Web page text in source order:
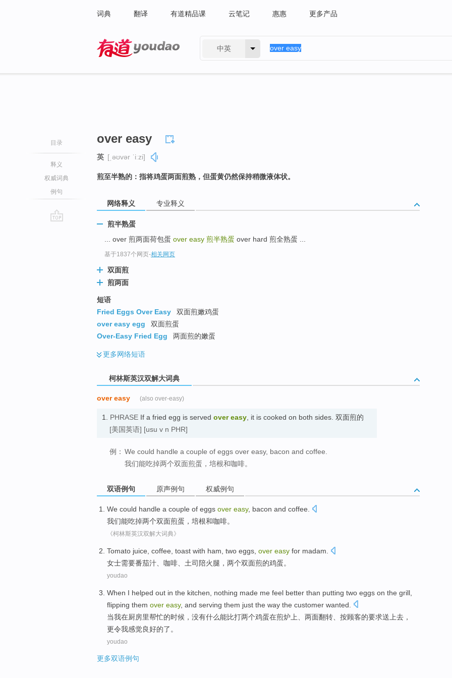
词典 翻译 有道精品课 云笔记 惠惠 更多产品
中英
目录
释义
权威词典
例句
over easy
英 [ˌəʊvər ˈiːzi]
煎至半熟的：指将鸡蛋两面煎熟，但蛋黄仍然保持稍微液体状。
网络释义 专业释义
煎半熟蛋
... over 煎两面荷包蛋 over easy 煎半熟蛋 over hard 煎全熟蛋 ...
基于1837个网页-相关网页
双面煎
煎两面
短语
Fried Eggs Over Easy
双面煎嫩鸡蛋
over easy egg
双面煎蛋
Over-Easy Fried Egg
两面煎的嫩蛋
更多网络短语
柯林斯英汉双解大词典
over easy (also over-easy)
1. PHRASE If a fried egg is served over easy, it is cooked on both sides. 双面煎的
[美国英语] [usu v n PHR]
例： We could handle a couple of eggs over easy, bacon and coffee.
我们能吃掉两个双面煎蛋，培根和咖啡。
双语例句 原声例句 权威例句
We could handle a couple of eggs over easy, bacon and coffee
我们能吃掉两个双面煎蛋 ， 培根和咖啡。
《柯林斯英汉双解大词典》
Tomato juice coffee toast with ham two eggs over easy for madam
女士需要番茄汁 咖啡 土司 陪火腿 ， 两个双面煎的鸡蛋。
youdao
When I helped out in the kitchen nothing made me feel better than putting two eggs on the grill
flipping them over easy, and serving them just the way the customer wanted
当我在厨房里帮忙的时候， 没有什么能比打两个鸡蛋在煎炉 上 、两面翻转 按顾客的要求送上去，
更令我感觉良好的了。
youdao
更多双语例句